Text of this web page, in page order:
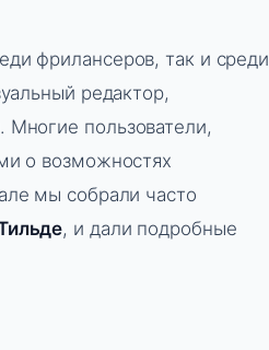
фрилансеров, так и среди
редактор,
пользователи,
о возможностях
мы собрали часто
, и дали подробные